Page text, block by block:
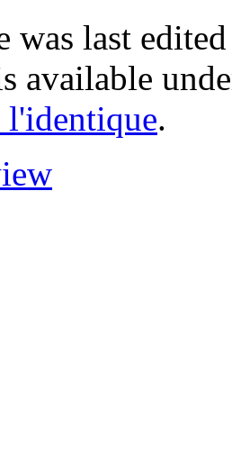
was last
available
l'identique.